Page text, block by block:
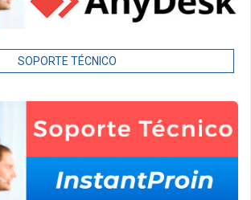
SOPORTE TÉCNICO